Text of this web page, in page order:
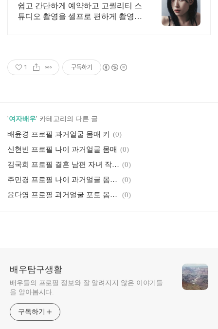
쉽고 간단하게 예약하고 고퀄리티 스
튜디오 촬영을 셀프로 편하게 촬영하
1 구독하기
'여자배우' 카테고리의 다른 글
배윤경 프로필 과거얼굴 몸매 키
(0)
신현빈 프로필 나이 과거얼굴 몸매 (0)
김국희 프로필 결혼 남편 자녀 작품활동 필모그래피 (0)
주민경 프로필 나이 과거얼굴 몸매 키
(0)
윤다영 프로필 과거얼굴 포토 몸매 (금이야 옥이야 옥미래)
(0)
배우탐구생활
배우들의 프로필 정보와 잘 알려지지 않은 이야기들
을 알아봅시다.
구독하기